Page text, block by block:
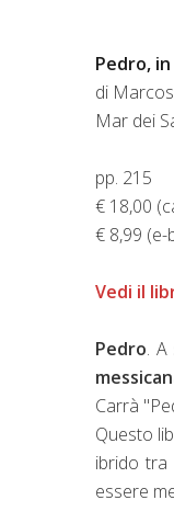
Pedro,
di
Mar dei
pp. 215
€ 18,00
€ 8,99 (e-
Vedi il
Pedro. A
Carrà
Questo
ibrido tra
essere